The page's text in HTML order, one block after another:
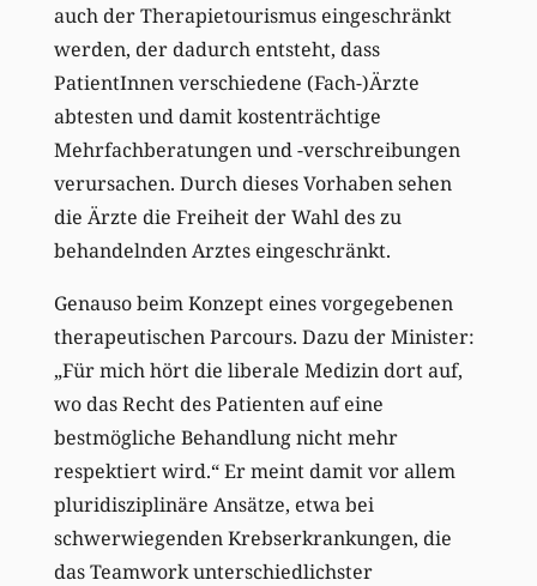
auch der Therapietourismus eingeschränkt
werden, der dadurch entsteht, dass
PatientInnen verschiedene (Fach-)Ärzte
abtesten und damit kostenträchtige
Mehrfachberatungen und -verschreibungen
verursachen. Durch dieses Vorhaben sehen
die Ärzte die Freiheit der Wahl des zu
behandelnden Arztes eingeschränkt.
Genauso beim Konzept eines vorgegebenen
therapeutischen Parcours. Dazu der Minister:
„Für mich hört die liberale Medizin dort auf,
wo das Recht des Patienten auf eine
bestmögliche Behandlung nicht mehr
respektiert wird.“ Er meint damit vor allem
pluridisziplinäre Ansätze, etwa bei
schwerwiegenden Krebserkrankungen, die
das Teamwork unterschiedlichster